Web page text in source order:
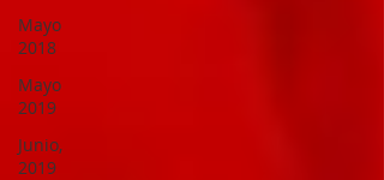
Mayo
2018
Mayo
2019
Junio,
2019